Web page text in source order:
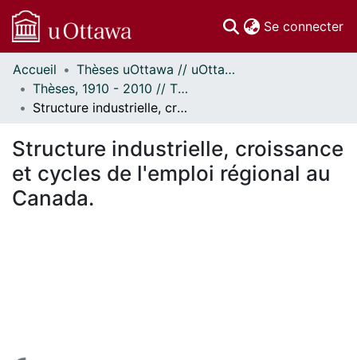
Se connecter
Communautés
et collections
Parcourir
À propos
Accueil
Thèses uOttawa // uOttawa Theses
Thèses, 1910 - 2010 // Theses, 1910 - 2010
Structure industrielle, croissance et cycles de l'emploi régional au Canada.
Structure industrielle, croissance
et cycles de l'emploi régional au
Canada.